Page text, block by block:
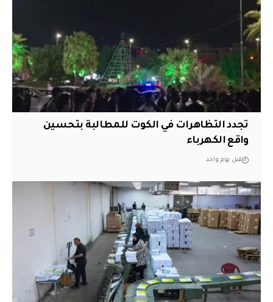
تجدد التظاهرات في الكوت للمطالبة بتحسين
واقع الكهرباء
قبل يوم واحد